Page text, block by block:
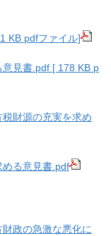
KB pdfファイル]
見書.pdf [ 178 KB p
財源の充実を求め
る意見書.pdf
政の急激な悪化に